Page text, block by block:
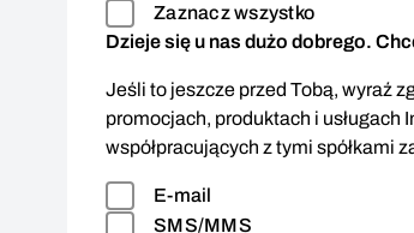
Zaznacz wszystko
Dzieje się u nas dużo dobrego.
Jeśli to jeszcze przed Tobą, wyraź
promocjach, produktach i usługach
współpracujących z tymi spółkami
E-mail
SMS/MMS